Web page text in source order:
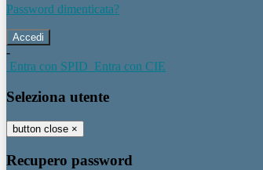
Password dimenticata?
-
Entra con SPID Entra con CIE
Seleziona utente
button close ×
Recupero password